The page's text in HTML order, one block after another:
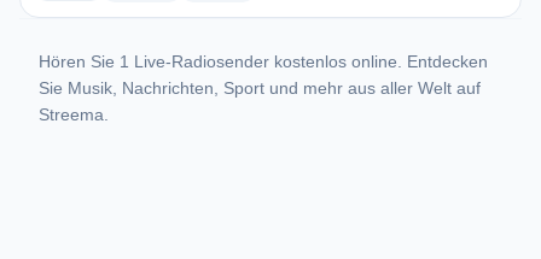
Hören Sie 1 Live-Radiosender kostenlos online. Entdecken
Sie Musik, Nachrichten, Sport und mehr aus aller Welt auf
Streema.